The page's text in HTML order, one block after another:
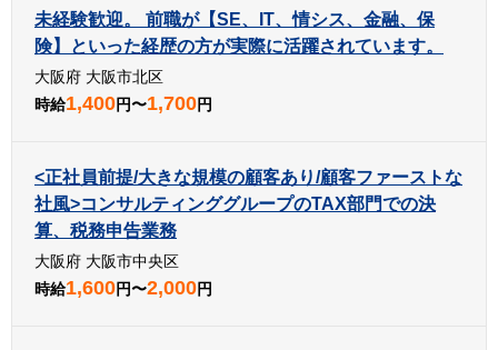
未経験歓迎。 前職が【SE、IT、情シス、金融、保
険】といった経歴の方が実際に活躍されています。
大阪府 大阪市北区
時給1,400円〜1,700円
<正社員前提/大きな規模の顧客あり/顧客ファーストな
社風>コンサルティンググループのTAX部門での決
算、税務申告業務
大阪府 大阪市中央区
時給1,600円〜2,000円